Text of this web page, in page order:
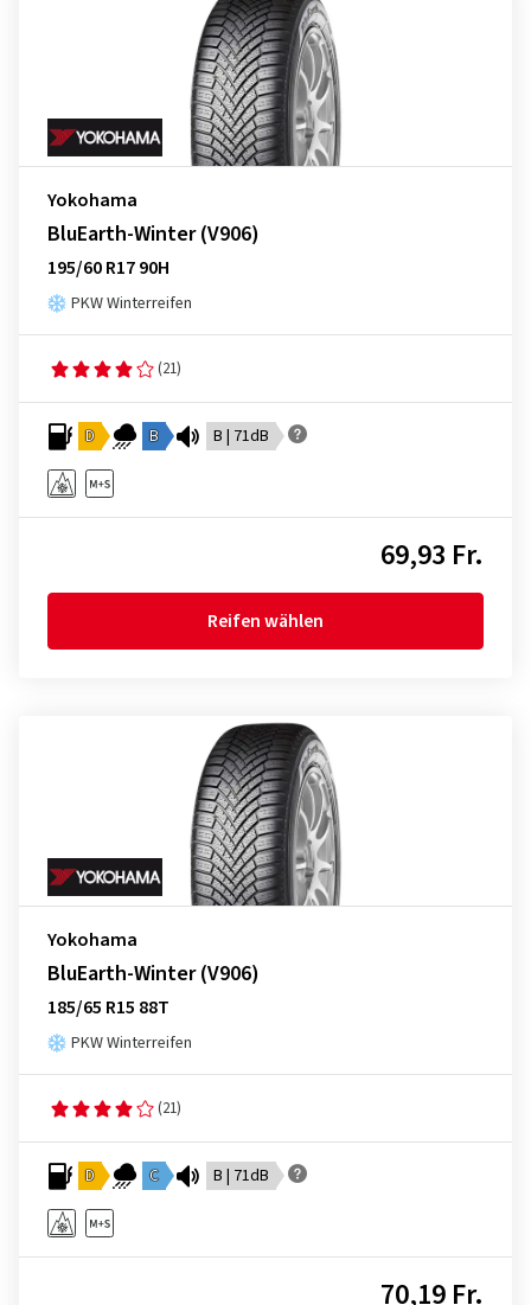
Yokohama
BluEarth-Winter (V906)
195/60 R17 90H
PKW Winterreifen
(21)
D B B | 71dB
69,93 Fr.
Reifen wählen
Yokohama
BluEarth-Winter (V906)
185/65 R15 88T
PKW Winterreifen
(21)
D C B | 71dB
70,19 Fr.